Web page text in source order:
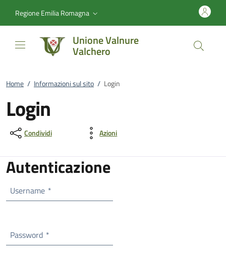
Regione Emilia Romagna
Unione Valnure
Valchero
Home / Informazioni sul sito / Login
Login
Condividi Azioni
Autenticazione
Username *
Password *